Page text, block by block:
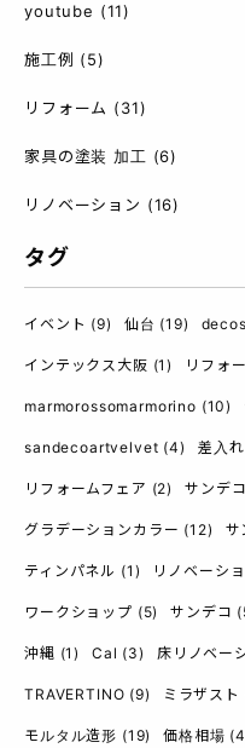
youtube (11)
施工例 (5)
リフォーム (31)
家具の塗装 加工 (6)
リノベーション (16)
タグ
イベント (9) 仙台 (19)
インテックス大阪 (1) リフォ
marmorossomarmorino (10)
sandecoartvelvet (4) 差入れ
リフォームフェア (2) サンデ
グラデーションカラー (12) サ
ティンパネル (1) リノベーシ
ワークショップ (5) サンデコ
沖縄 (1) Cal (3) 床リノベー
TRAVERTINO (9) ミラザスト
モルタル造形 (19) 価格相場